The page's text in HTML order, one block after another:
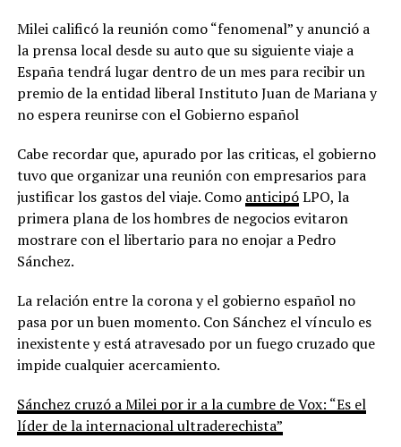
Milei calificó la reunión como “fenomenal” y anunció a
la prensa local desde su auto que su siguiente viaje a
España tendrá lugar dentro de un mes para recibir un
premio de la entidad liberal Instituto Juan de Mariana y
no espera reunirse con el Gobierno español
Cabe recordar que, apurado por las criticas, el gobierno
tuvo que organizar una reunión con empresarios para
justificar los gastos del viaje. Como anticipóLPO, la
primera plana de los hombres de negocios evitaron
mostrare con el libertario para no enojar a Pedro
Sánchez.
La relación entre la corona y el gobierno español no
pasa por un buen momento. Con Sánchez el vínculo es
inexistente y está atravesado por un fuego cruzado que
impide cualquier acercamiento.
Sánchez cruzó a Milei por ir a la cumbre de Vox: “Es el
líder de la internacional ultraderechista”